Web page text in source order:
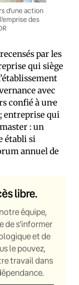
d’une action
des
par les
qui siège
avec
confié à un·e
entreprise qui
: un
établi si
annuel de
libre.
équipe,
de s’informer
et de
le pouvez,
travail dans